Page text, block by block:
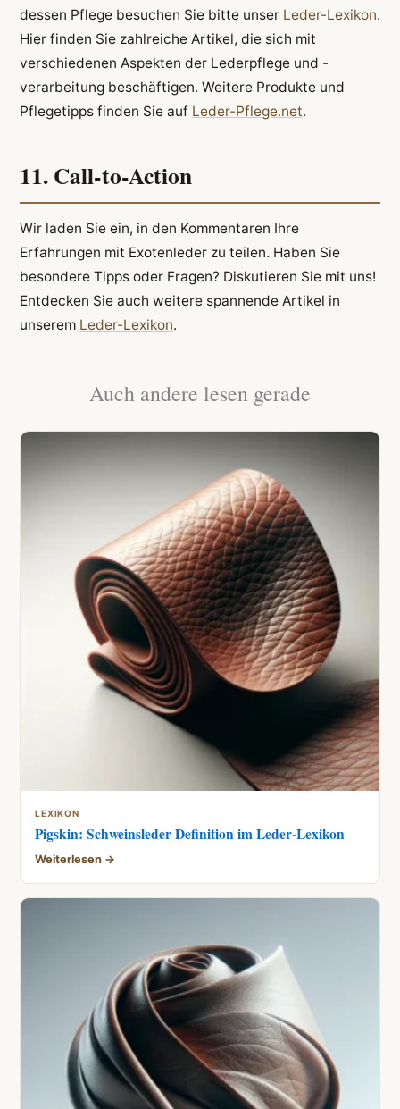
dessen Pflege besuchen Sie bitte unser Leder-Lexikon.
Hier finden Sie zahlreiche Artikel, die sich mit
verschiedenen Aspekten der Lederpflege und -
verarbeitung beschäftigen. Weitere Produkte und
Pflegetipps finden Sie auf Leder-Pflege.net.
11. Call-to-Action
Wir laden Sie ein, in den Kommentaren Ihre
Erfahrungen mit Exotenleder zu teilen. Haben Sie
besondere Tipps oder Fragen? Diskutieren Sie mit uns!
Entdecken Sie auch weitere spannende Artikel in
unserem Leder-Lexikon.
Auch andere lesen gerade
LEXIKON
Pigskin: Schweinsleder Definition im Leder-Lexikon
Weiterlesen →